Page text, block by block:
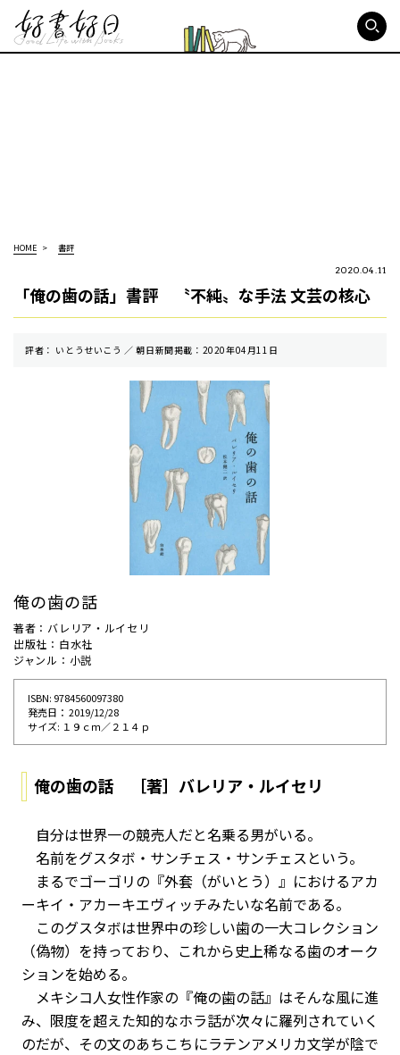
HOME 書評
2020.04.11
「俺の歯の話」書評 〝不純〟な手法 文芸の核心
評者： いとうせいこう ／ 朝⽇新聞掲載：2020年04月11日
俺の歯の話
著者：バレリア・ルイセリ
出版社：白水社
ジャンル：小説
ISBN: 9784560097380
発売⽇： 2019/12/28
サイズ: １９ｃｍ／２１４ｐ
俺の歯の話 ［著］バレリア・ルイセリ
自分は世界一の競売人だと名乗る男がいる。
名前をグスタボ・サンチェス・サンチェスという。
まるでゴーゴリの『外套（がいとう）』におけるアカ
ーキイ・アカーキエヴィッチみたいな名前である。
このグスタボは世界中の珍しい歯の一大コレクション
（偽物）を持っており、これから史上稀なる歯のオーク
ションを始める。
メキシコ人女性作家の『俺の歯の話』はそんな風に進
み、限度を超えた知的なホラ話が次々に羅列されていく
のだが、その文のあちこちにラテンアメリカ文学が陰で